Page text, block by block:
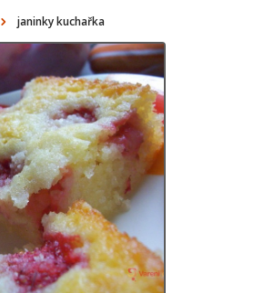
janinky kuchařka